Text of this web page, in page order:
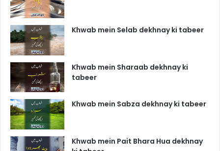
Khwab mein Selab dekhnay ki tabeer
Khwab mein Sharaab dekhnay ki
tabeer
Khwab mein Sabza dekhnay ki tabeer
Khwab mein Pait Bhara Hua dekhnay